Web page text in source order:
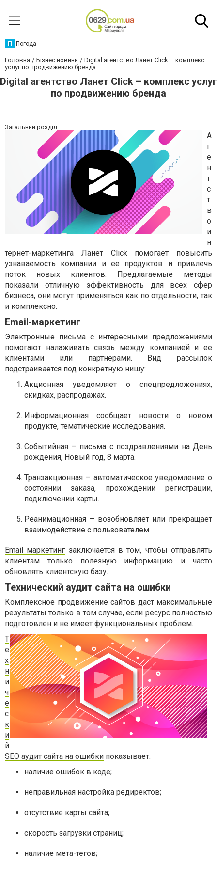
П Погода
Головна Бізнес новини
Digital агентство Ланет Click – комплекс
услуг по продвижению бренда
Digital агентство Ланет Click – комплекс услуг
по продвижению бренда
Загальний розділ
А
г
е
н
т
с
т
в
о
и
н
тернет-маркетинга Ланет Click помогает повысить
узнаваемость компании и ее продуктов и привлечь
поток новых клиентов. Предлагаемые методы
показали отличную эффективность для всех сфер
бизнеса, они могут применяться как по отдельности, так
и комплексно.
Email-маркетинг
Электронные письма с интересными предложениями
помогают налаживать связь между компанией и ее
клиентами или партнерами. Вид рассылок
подстраивается под конкретную нишу:
Акционная уведомляет о спецпредложениях,
скидках, распродажах.
Информационная сообщает новости о новом
продукте, тематические исследования.
Событийная – письма с поздравлениями на День
рождения, Новый год, 8 марта.
Транзакционная – автоматическое уведомление о
состоянии заказа, прохождении регистрации,
подключении карты.
Реанимационная – возобновляет или прекращает
взаимодействие с пользователем.
Email маркетинг заключается в том, чтобы отправлять
клиентам только полезную информацию и часто
обновлять клиентскую базу.
Технический аудит сайта на ошибки
Комплексное продвижение сайтов даст максимальные
результаты только в том случае, если ресурс полностью
подготовлен и не имеет функциональных проблем.
Т
е
х
н
и
ч
е
с
к
и
й
SEO аудит сайта на ошибки показывает:
наличие ошибок в коде;
неправильная настройка редиректов;
отсутствие карты сайта;
скорость загрузки страниц;
наличие мета-тегов;